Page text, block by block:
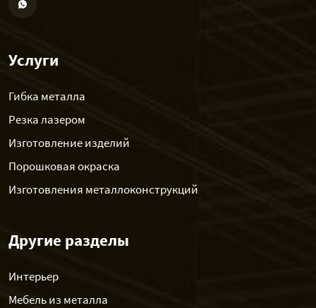
Услуги
Гибка металла
Резка лазером
Изготовление изделий
Порошковая окраска
Изготовления металлоконструкций
Другие разделы
Интерьер
Мебель из металла